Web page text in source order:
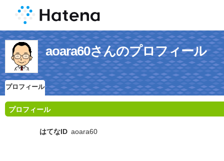
aoara60さんのプロフィール
プロフィール
プロフィール
はてなID aoara60